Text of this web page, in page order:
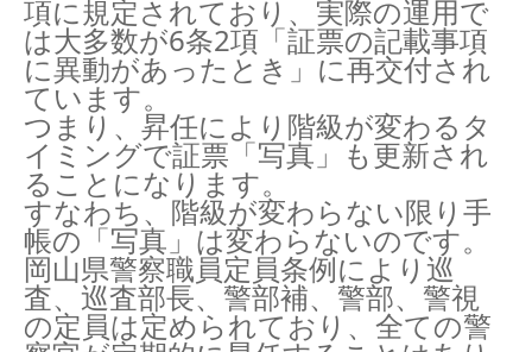
項に規定されており、実際の運用で
は大多数が6条2項「証票の記載事項
に異動があったとき」に再交付され
ています。
つまり、昇任により階級が変わるタ
イミングで証票「写真」も更新され
ることになります。
すなわち、階級が変わらない限り手
帳の「写真」は変わらないのです。
岡山県警察職員定員条例により巡
査、巡査部長、警部補、警部、警視
の定員は定められており、全ての警